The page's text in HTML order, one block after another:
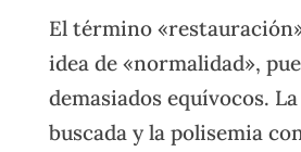
El término
idea de «normalidad»,
demasiados equívocos.
buscada y la polisemia